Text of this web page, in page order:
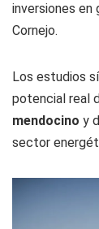
inversiones en
Cornejo.
Los estudios
potencial real
mendocino y
sector